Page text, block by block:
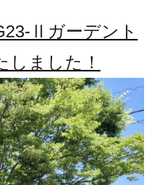
Ⅱガーデント
しました！